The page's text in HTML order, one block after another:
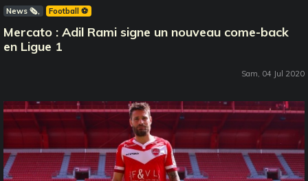
News 🗞️ Football ⚽️
Mercato : Adil Rami signe un nouveau come-back
en Ligue 1
Sam, 04 Jul 2020